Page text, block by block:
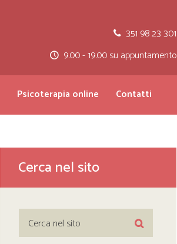
351 98 23 301
9.00 - 19.00 su appuntamento
Psicoterapia online Contatti
Cerca nel sito